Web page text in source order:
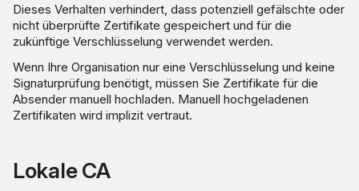
Dieses Verhalten verhindert, dass potenziell gefälschte oder
nicht überprüfte Zertifikate gespeichert und für die
zukünftige Verschlüsselung verwendet werden.
Wenn Ihre Organisation nur eine Verschlüsselung und keine
Signaturprüfung benötigt, müssen Sie Zertifikate für die
Absender manuell hochladen. Manuell hochgeladenen
Zertifikaten wird implizit vertraut.
Lokale CA